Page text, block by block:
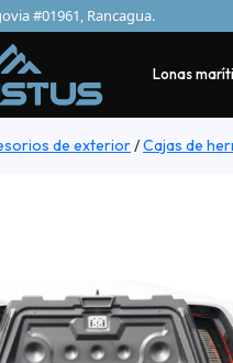
#01961, Rancagua.
Lonas
de exterior/Cajas de